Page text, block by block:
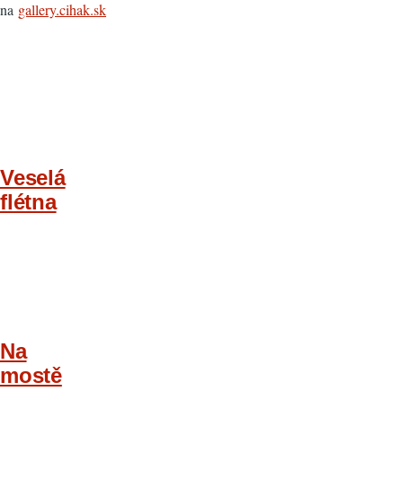
na gallery.cihak.sk
Veselá
flétna
Na
mostě